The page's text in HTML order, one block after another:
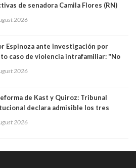
de senadora Camila Flores (RN)
2026
Espinoza ante investigación por
caso de violencia intrafamiliar: "No
a Tribunal Supremo
2026
de Kast y Quiroz: Tribunal
declara admisible los tres
2026